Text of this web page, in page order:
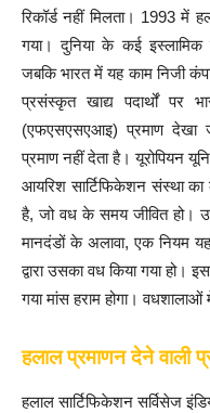
रिकॉर्ड नहीं मिलता। 1993 में
गया। दुनिया के कई
जबकि भारत में यह काम निजी
प्रसंस्कृत खाद्य पदार्थों पर
(एफएसएसएआइ) प्रमाण देखा
प्रमाण नहीं देता है। यूरोपियन
आयरिश सार्टिफिकेशन संस्था का
है, जो वध के समय जीवित हो।
मानदंडों के अलावा, एक नियम
द्वारा उसका वध किया गया हो।
गया मांस हराम होगा। वधशालाओं
हलाल प्रमाणन देने वाली
हलाल सार्टिफिकेशन सर्विसेज